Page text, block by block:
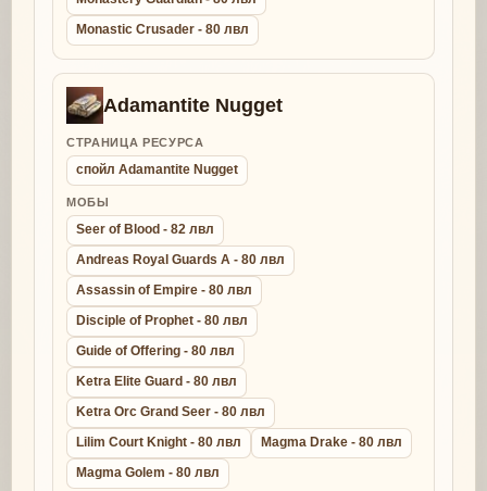
Monastic Crusader - 80 лвл
Adamantite Nugget
СТРАНИЦА РЕСУРСА
спойл Adamantite Nugget
МОБЫ
Seer of Blood - 82 лвл
Andreas Royal Guards A - 80 лвл
Assassin of Empire - 80 лвл
Disciple of Prophet - 80 лвл
Guide of Offering - 80 лвл
Ketra Elite Guard - 80 лвл
Ketra Orc Grand Seer - 80 лвл
Lilim Court Knight - 80 лвл
Magma Drake - 80 лвл
Magma Golem - 80 лвл